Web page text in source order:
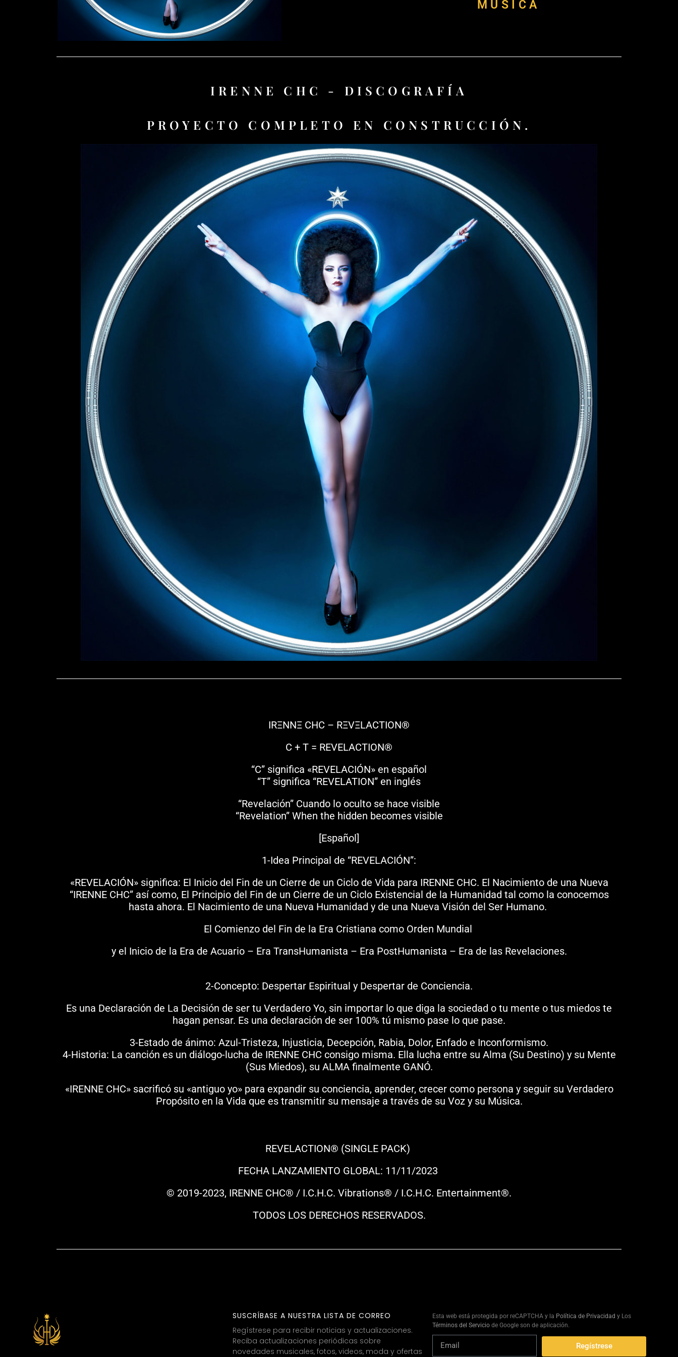
MÚSICA
IRENNE CHC - DISCOGRAFÍA
PROYECTO COMPLETO EN CONSTRUCCIÓN.
IRΞNNΞ CHC – RΞVΞLACTION®
C + T = REVELACTION®
“C” significa «REVELACIÓN» en español
“T” significa “REVELATION” en inglés
“Revelación” Cuando lo oculto se hace visible
“Revelation” When the hidden becomes visible
[Español]
1-Idea Principal de “REVELACIÓN”:
«REVELACIÓN» significa: El Inicio del Fin de un Cierre de un Ciclo de Vida para IRENNE CHC. El Nacimiento de una Nueva
“IRENNE CHC” así como, El Principio del Fin de un Cierre de un Ciclo Existencial de la Humanidad tal como la conocemos
hasta ahora. El Nacimiento de una Nueva Humanidad y de una Nueva Visión del Ser Humano.
El Comienzo del Fin de la Era Cristiana como Orden Mundial
y el Inicio de la Era de Acuario – Era TransHumanista – Era PostHumanista – Era de las Revelaciones.
2-Concepto: Despertar Espiritual y Despertar de Conciencia.
Es una Declaración de La Decisión de ser tu Verdadero Yo, sin importar lo que diga la sociedad o tu mente o tus miedos te
hagan pensar. Es una declaración de ser 100% tú mismo pase lo que pase.
3-Estado de ánimo: Azul-Tristeza, Injusticia, Decepción, Rabia, Dolor, Enfado e Inconformismo.
4-Historia: La canción es un diálogo-lucha de IRENNE CHC consigo misma. Ella lucha entre su Alma (Su Destino) y su Mente
(Sus Miedos), su ALMA finalmente GANÓ.
«IRENNE CHC» sacrificó su «antiguo yo» para expandir su conciencia, aprender, crecer como persona y seguir su Verdadero
Propósito en la Vida que es transmitir su mensaje a través de su Voz y su Música.
REVELACTION® (SINGLE PACK)
FECHA LANZAMIENTO GLOBAL: 11/11/2023
© 2019-2023, IRENNE CHC® / I.C.H.C. Vibrations® / I.C.H.C. Entertainment®.
TODOS LOS DERECHOS RESERVADOS.
SUSCRÍBASE A NUESTRA LISTA DE CORREO
Regístrese para recibir noticias y actualizaciones.
Reciba actualizaciones periódicas sobre
novedades musicales, fotos, videos, moda y ofertas
Esta web está protegida por reCAPTCHA y la Política de Privacidad y Los
Términos del Servicio de Google son de aplicación.
Regístrese